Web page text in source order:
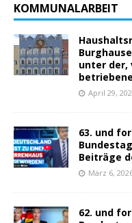
KOMMUNALARBEIT
unter der,
April 29,
63. und
Beiträge
März 6,
62. und